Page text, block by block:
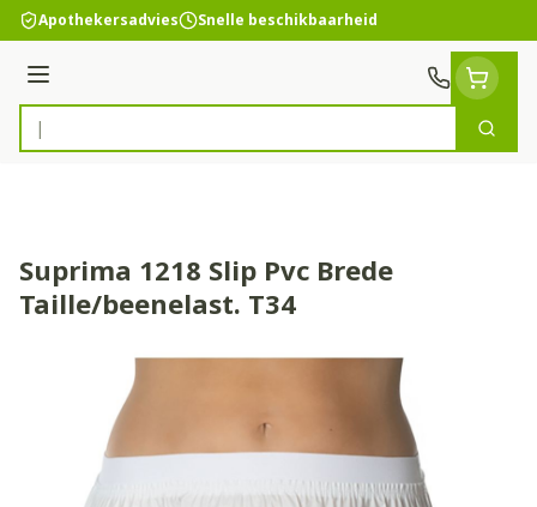
Ga naar de inhoud
Apothekersadvies Snelle beschikbaarheid
Menu
Product, merk, categorie...
Zoek
Suprima 1218 Slip Pvc Brede
Taille/beenelast. T34